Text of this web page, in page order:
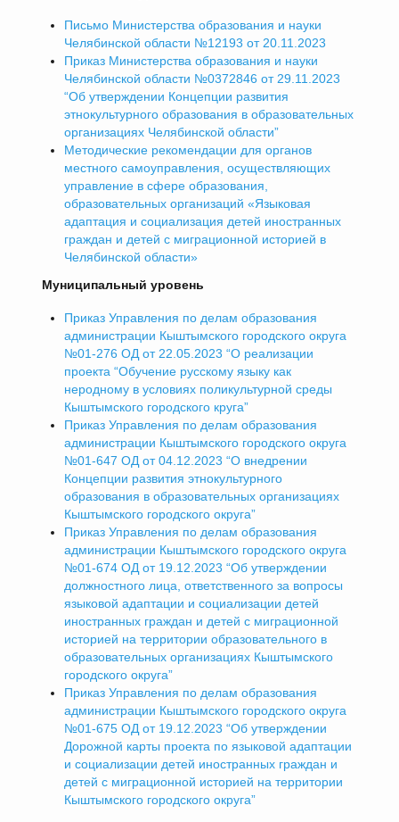
Письмо Министерства образования и науки
Челябинской области №12193 от 20.11.2023
Приказ Министерства образования и науки
Челябинской области №0372846 от 29.11.2023
“Об утверждении Концепции развития
этнокультурного образования в образовательных
организациях Челябинской области”
Методические рекомендации для органов
местного самоуправления, осуществляющих
управление в сфере образования,
образовательных организаций «Языковая
адаптация и социализация детей иностранных
граждан и детей с миграционной историей в
Челябинской области»
Муниципальный уровень
Приказ Управления по делам образования
администрации Кыштымского городского округа
№01-276 ОД от 22.05.2023 “О реализации
проекта “Обучение русскому языку как
неродному в условиях поликультурной среды
Кыштымского городского круга”
Приказ Управления по делам образования
администрации Кыштымского городского округа
№01-647 ОД от 04.12.2023 “О внедрении
Концепции развития этнокультурного
образования в образовательных организациях
Кыштымского городского округа”
Приказ Управления по делам образования
администрации Кыштымского городского округа
№01-674 ОД от 19.12.2023 “Об утверждении
должностного лица, ответственного за вопросы
языковой адаптации и социализации детей
иностранных граждан и детей с миграционной
историей на территории образовательного в
образовательных организациях Кыштымского
городского округа”
Приказ Управления по делам образования
администрации Кыштымского городского округа
№01-675 ОД от 19.12.2023 “Об утверждении
Дорожной карты проекта по языковой адаптации
и социализации детей иностранных граждан и
детей с миграционной историей на территории
Кыштымского городского округа”